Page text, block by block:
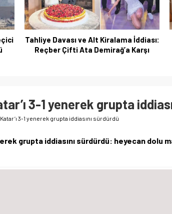
Tahliye Davası ve Alt Kiralama İddiası:
Reçber Çifti Ata Demirağ’a Karşı
3-1 yenerek grupta
3-1 yenerek grupta iddiasını sürdürdü
grupta iddiasını sürdürdü: heyecan dolu